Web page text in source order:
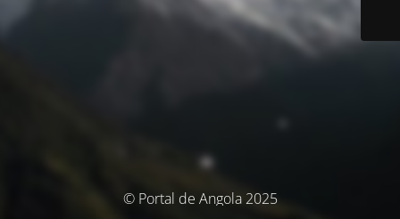
© Portal de Angola 2025